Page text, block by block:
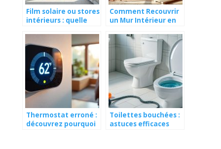
Film solaire ou stores
intérieurs : quelle
pour un été au frais ?
Comment Recouvrir
un Mur Intérieur en
Techniques et
Finitions Idéales
Thermostat erroné :
découvrez pourquoi
Toilettes bouchées :
astuces efficaces